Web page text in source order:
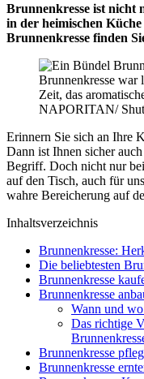
Brunnenkresse ist nicht
in der heimischen
Brunnenkresse finden
Brunnenkresse war
Zeit, das
NAPORITAN/
Erinnern Sie sich an Ihre
Dann ist Ihnen sicher
Begriff. Doch nicht nur
auf den Tisch, auch für
wahre Bereicherung auf
Inhaltsverzeichnis
Brunnenkresse:
Die beliebtesten
Brunnenkresse
Brunnenkresse
Wann und
Das richtige
Brunnenkresse
Brunnenkresse